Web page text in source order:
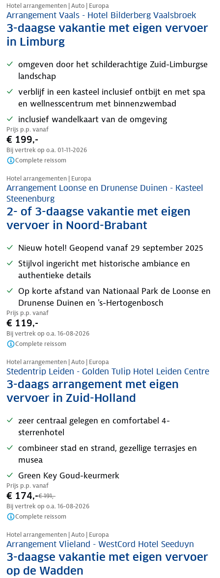
Hotel arrangementen | Auto | Europa
Arrangement Vaals - Hotel Bilderberg Vaalsbroek
3-daagse vakantie met eigen vervoer
in Limburg
omgeven door het schilderachtige Zuid-Limburgse
landschap
verblijf in een kasteel inclusief ontbijt en met spa
en wellnesscentrum met binnenzwembad
inclusief wandelkaart van de omgeving
Prijs p.p. vanaf
€ 199,-
Bij vertrek op o.a. 01-11-2026
Complete reissom
Nazomer korting
Hotel arrangementen | Europa
Arrangement Loonse en Drunense Duinen - Kasteel
Steenenburg
2- of 3-daagse vakantie met eigen
vervoer in Noord-Brabant
Nieuw hotel! Geopend vanaf 29 september 2025
Stijlvol ingericht met historische ambiance en
authentieke details
Op korte afstand van Nationaal Park de Loonse en
Drunense Duinen en 's-Hertogenbosch
Prijs p.p. vanaf
€ 119,-
Bij vertrek op o.a. 16-08-2026
Complete reissom
Nazomer korting
Hotel arrangementen | Auto | Europa
Stedentrip Leiden - Golden Tulip Hotel Leiden Centre
3-daags arrangement met eigen
vervoer in Zuid-Holland
zeer centraal gelegen en comfortabel 4-
sterrenhotel
combineer stad en strand, gezellige terrasjes en
musea
Green Key Goud-keurmerk
Prijs p.p. vanaf
€ 174,-€ 191,-
Bij vertrek op o.a. 16-08-2026
Complete reissom
Nazomer korting
Hotel arrangementen | Auto | Europa
Arrangement Vlieland - WestCord Hotel Seeduyn
3-daagse vakantie met eigen vervoer
op de Wadden